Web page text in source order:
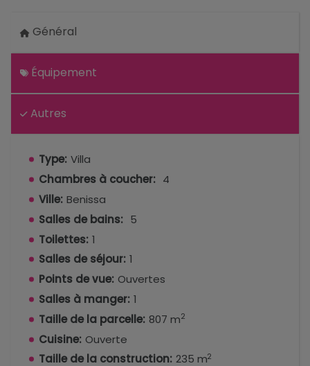
Général
Équipement
Autres
Type: Villa
Chambres à coucher: 4
Ville: Benissa
Salles de bains: 5
Toilettes: 1
Salles de séjour: 1
Points de vue: Ouvertes
Salles à manger: 1
Taille de la parcelle: 807 m2
Cuisine: Ouverte
Taille de la construction: 235 m2